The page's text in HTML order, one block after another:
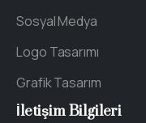
Sosyal Medya
Logo Tasarımı
Grafik Tasarım
İletişimBilgileri